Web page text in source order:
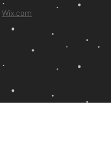
Wix.com